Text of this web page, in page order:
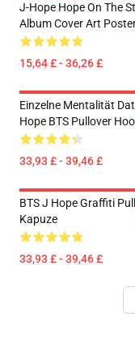
J-Hope Hope On The
Album Cover Art
15,64 £ - 36,26 £
Einzelne Mentalität
Hope BTS Pullover
33,93 £ - 39,46 £
BTS J Hope Graffiti
Kapuze
33,93 £ - 39,46 £